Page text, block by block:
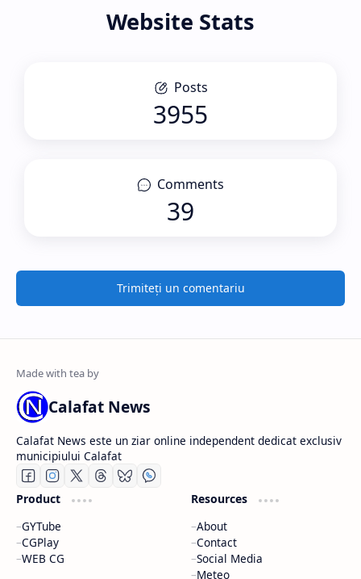
Website Stats
Posts
3955
Comments
39
Trimiteți un comentariu
Calafat News
Calafat News este un ziar online independent dedicat exclusiv
municipiului Calafat
Product
GYTube
CGPlay
WEB CG
Resources
About
Contact
Social Media
Meteo